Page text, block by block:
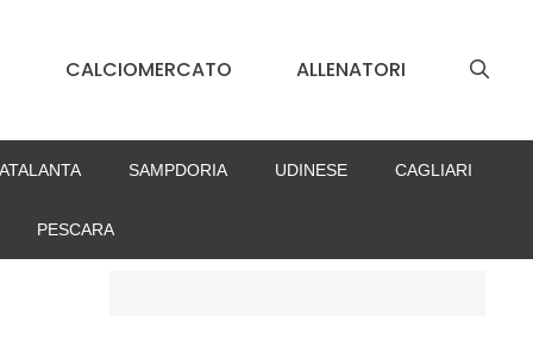
CALCIOMERCATO ALLENATORI
SAMPDORIA UDINESE CAGLIARI
PESCARA